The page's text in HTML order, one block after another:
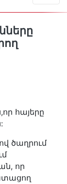
հայերը
ծաղրում
որ